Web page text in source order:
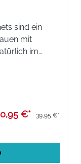
sind ein
mit
im
€* 39,95 €*